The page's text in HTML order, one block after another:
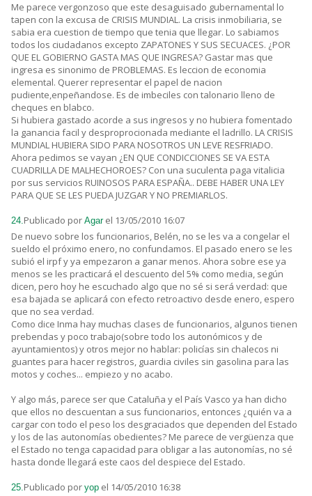
Me parece vergonzoso que este desaguisado gubernamental lo
tapen con la excusa de CRISIS MUNDIAL. La crisis inmobiliaria, se
sabia era cuestion de tiempo que tenia que llegar. Lo sabiamos
todos los ciudadanos excepto ZAPATONES Y SUS SECUACES. ¿POR
QUE EL GOBIERNO GASTA MAS QUE INGRESA? Gastar mas que
ingresa es sinonimo de PROBLEMAS. Es leccion de economia
elemental. Querer representar el papel de nacion
pudiente,enpeñandose. Es de imbeciles con talonario lleno de
cheques en blabco.
Si hubiera gastado acorde a sus ingresos y no hubiera fomentado
la ganancia facil y desproprocionada mediante el ladrillo. LA CRISIS
MUNDIAL HUBIERA SIDO PARA NOSOTROS UN LEVE RESFRIADO.
Ahora pedimos se vayan ¿EN QUE CONDICCIONES SE VA ESTA
CUADRILLA DE MALHECHOROES? Con una suculenta paga vitalicia
por sus servicios RUINOSOS PARA ESPAÑA.. DEBE HABER UNA LEY
PARA QUE SE LES PUEDA JUZGAR Y NO PREMIARLOS.
24.Publicado por Agar el 13/05/2010 16:07
De nuevo sobre los funcionarios, Belén, no se les va a congelar el
sueldo el próximo enero, no confundamos. El pasado enero se les
subió el irpf y ya empezaron a ganar menos. Ahora sobre ese ya
menos se les practicará el descuento del 5% como media, según
dicen, pero hoy he escuchado algo que no sé si será verdad: que
esa bajada se aplicará con efecto retroactivo desde enero, espero
que no sea verdad.
Como dice Inma hay muchas clases de funcionarios, algunos tienen
prebendas y poco trabajo(sobre todo los autonómicos y de
ayuntamientos) y otros mejor no hablar: policías sin chalecos ni
guantes para hacer registros, guardia civiles sin gasolina para las
motos y coches... empiezo y no acabo.
Y algo más, parece ser que Cataluña y el País Vasco ya han dicho
que ellos no descuentan a sus funcionarios, entonces ¿quién va a
cargar con todo el peso los desgraciados que dependen del Estado
y los de las autonomías obedientes? Me parece de vergüenza que
el Estado no tenga capacidad para obligar a las autonomías, no sé
hasta donde llegará este caos del despiece del Estado.
25.Publicado por yop el 14/05/2010 16:38